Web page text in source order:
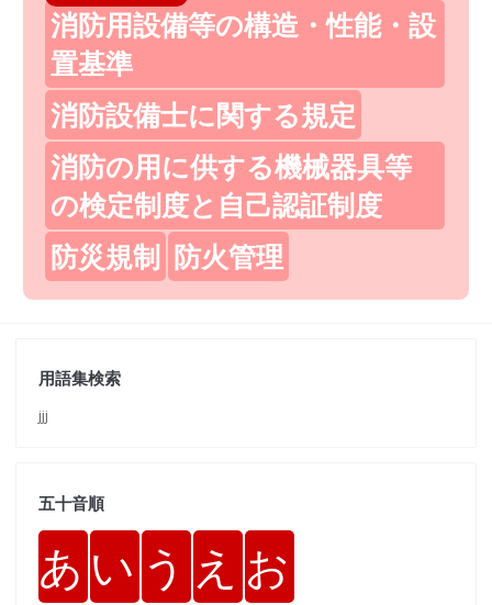
消防用設備等の構造・性能・設
置基準
消防設備士に関する規定
消防の用に供する機械器具等
の検定制度と自己認証制度
防災規制 防火管理
用語集検索
jjj
五十音順
あ い う え お